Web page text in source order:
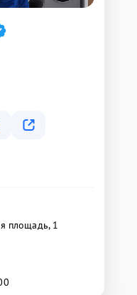
площадь, 1